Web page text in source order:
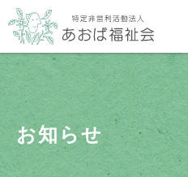
お知らせ